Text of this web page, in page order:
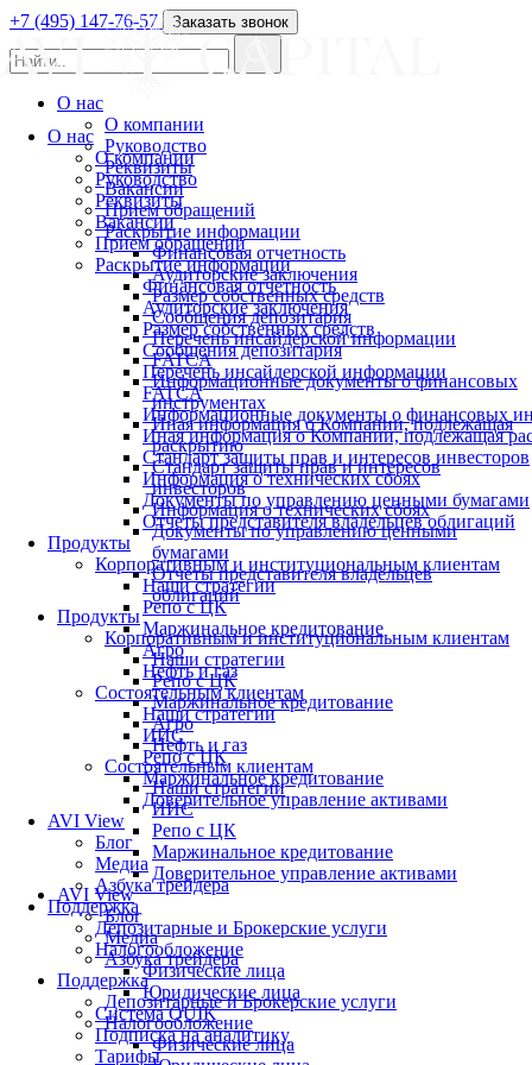
О нас
О компании
Руководство
Реквизиты
Вакансии
Прием обращений
Раскрытие информации
Финансовая отчетность
Аудиторские заключения
Размер собственных средств
Сообщения депозитария
Перечень инсайдерской информации
FATCA
Информационные документы о финансовых
Иная информация о Компании, подлежащая
Стандарт защиты прав и интересов инвесторов
Информация о технических сбоях
Документы по управлению ценными бумагами
Отчеты представителя владельцев облигаций
Продукты
Корпоративным и институциональным клиентам
Наши стратегии
Репо с ЦК
Маржинальное кредитование
Агро
Нефть и газ
Состоятельным клиентам
Наши стратегии
ИИС
Репо с ЦК
Маржинальное кредитование
Доверительное управление активами
AVI View
Блог
Медиа
Азбука трейдера
Поддержка
Депозитарные и Брокерские услуги
Налогообложение
Физические лица
Юридические лица
Система QUIK
Подписка на аналитику
Тарифы
+7 (495) 147-76-57 Заказать звонок
О нас
О компании
Руководство
Реквизиты
Вакансии
Прием обращений
Раскрытие информации
Финансовая отчетность
Аудиторские заключения
Размер собственных средств
Сообщения депозитария
Перечень инсайдерской информации
FATCA
Информационные документы о финансовых
инструментах
Иная информация о Компании, подлежащая
раскрытию
Стандарт защиты прав и интересов
инвесторов
Информация о технических сбоях
Документы по управлению ценными
бумагами
Отчеты представителя владельцев
облигаций
Продукты
Корпоративным и институциональным клиентам
Наши стратегии
Репо с ЦК
Маржинальное кредитование
Агро
Нефть и газ
Состоятельным клиентам
Наши стратегии
ИИС
Репо с ЦК
Маржинальное кредитование
Доверительное управление активами
AVI View
Блог
Медиа
Азбука трейдера
Поддержка
Депозитарные и Брокерские услуги
Налогообложение
Физические лица